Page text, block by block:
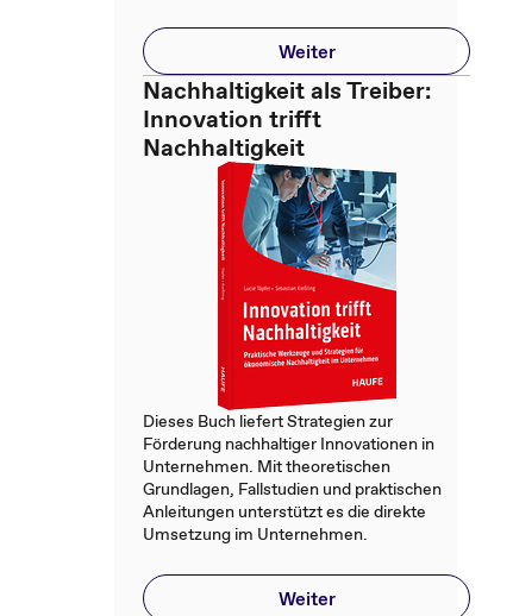
Weiter
Nachhaltigkeit als Treiber:
Innovation trifft
Nachhaltigkeit
Dieses Buch liefert Strategien zur
Förderung nachhaltiger Innovationen in
Unternehmen. Mit theoretischen
Grundlagen, Fallstudien und praktischen
Anleitungen unterstützt es die direkte
Umsetzung im Unternehmen.
Weiter